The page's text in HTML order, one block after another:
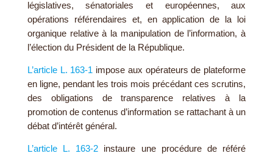
législatives, sénatoriales et européennes, aux
opérations référendaires et, en application de la loi
organique relative à la manipulation de l’information, à
l’élection du Président de la République.
L’article L. 163-1 impose aux opérateurs de plateforme
en ligne, pendant les trois mois précédant ces scrutins,
des obligations de transparence relatives à la
promotion de contenus d’information se rattachant à un
débat d’intérêt général.
L’article L. 163-2 instaure une procédure de référé